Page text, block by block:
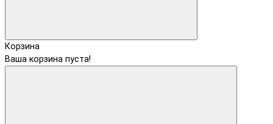
Корзина
Ваша корзина пуста!